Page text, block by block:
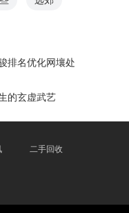
排名优化网壤处
的玄虚武艺
二手回收